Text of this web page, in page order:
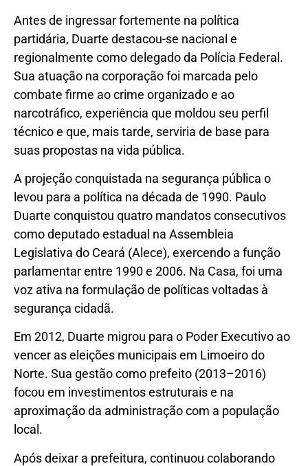
Antes de ingressar fortemente na política
partidária, Duarte destacou-se nacional e
regionalmente como delegado da Polícia Federal.
Sua atuação na corporação foi marcada pelo
combate firme ao crime organizado e ao
narcotráfico, experiência que moldou seu perfil
técnico e que, mais tarde, serviria de base para
suas propostas na vida pública.
A projeção conquistada na segurança pública o
levou para a política na década de 1990. Paulo
Duarte conquistou quatro mandatos consecutivos
como deputado estadual na Assembleia
Legislativa do Ceará (Alece), exercendo a função
parlamentar entre 1990 e 2006. Na Casa, foi uma
voz ativa na formulação de políticas voltadas à
segurança cidadã.
Em 2012, Duarte migrou para o Poder Executivo ao
vencer as eleições municipais em Limoeiro do
Norte. Sua gestão como prefeito (2013–2016)
focou em investimentos estruturais e na
aproximação da administração com a população
local.
Após deixar a prefeitura, continuou colaborando